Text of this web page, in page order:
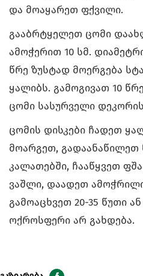
და მოაყარეთ ფქვილი.
გააბრტყელეთ ცომი
ამოჭერით 10 სმ.
წრე ზუსტად მოერგება
ყალიბს. გამოგივათ 10
ცომი სასურველი
ცომის დისკები ჩადეთ
მოარგეთ, გადაანაწილეთ
კალათებში, ჩააწყვეთ
ვაშლი, დაადეთ
გამოაცხვეთ 20-35 წუთი
ოქროსფერი არ გახდება.